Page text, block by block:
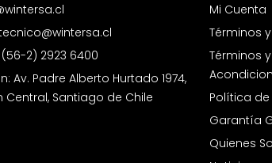
2) 2923 6400
Av. Padre Alberto Hurtado 1974,
Central, Santiago de Chile
Mi Cuenta
Términos
Términos
Política
Garantía
Quienes